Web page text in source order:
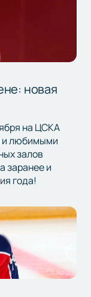
новая
на ЦСКА
и любимыми
залов
заранее и
года!